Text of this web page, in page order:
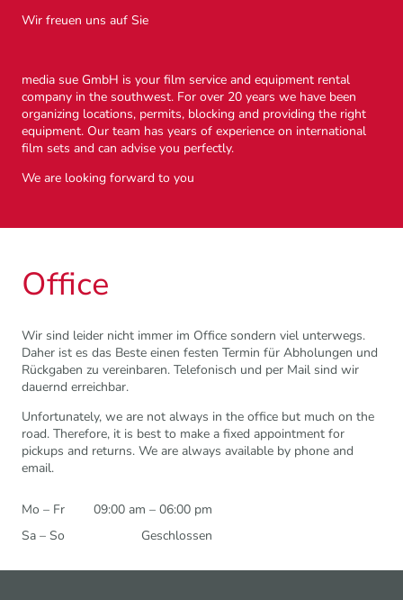
Wir freuen uns auf Sie
media sue GmbH is your film service and equipment rental
company in the southwest. For over 20 years we have been
organizing locations, permits, blocking and providing the right
equipment. Our team has years of experience on international
film sets and can advise you perfectly.
We are looking forward to you
Office
Wir sind leider nicht immer im Office sondern viel unterwegs.
Daher ist es das Beste einen festen Termin für Abholungen und
Rückgaben zu vereinbaren. Telefonisch und per Mail sind wir
dauernd erreichbar.
Unfortunately, we are not always in the office but much on the
road. Therefore, it is best to make a fixed appointment for
pickups and returns. We are always available by phone and
email.
Mo – Fr
09:00 am – 06:00 pm
Sa – So
Geschlossen